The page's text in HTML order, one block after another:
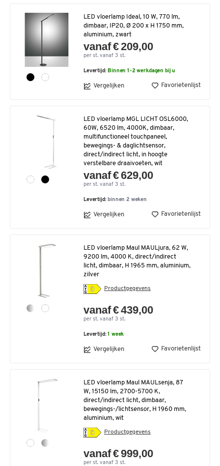
LED vloerlamp Ideal, 10 W, 770 lm,
dimbaar, IP20, Ø 200 x H 1750 mm,
aluminium, zwart
vanaf € 209,00
per st. vanaf 3 st.
Levertijd: Binnen 1-2 werkdagen bij u
Vergelijken Favorietenlijst
LED vloerlamp MGL LICHT OSL6000,
60W, 6520 lm, 4000K, dimbaar,
multifunctioneel touchpaneel,
bewegings- & daglichtsensor,
direct/indirect licht, in hoogte
verstelbare draaivoeten, wit
vanaf € 629,00
per st. vanaf 3 st.
Levertijd: binnen 2 weken
Vergelijken Favorietenlijst
LED vloerlamp Maul MAULjura, 62 W,
9200 lm, 4000 K, direct/indirect
licht, dimbaar, H 1965 mm, aluminium,
zilver
Productgegevens
vanaf € 439,00
per st. vanaf 3 st.
Levertijd:1 week
Vergelijken Favorietenlijst
LED vloerlamp Maul MAULsenja, 87
W, 15150 lm, 2700-5700 K,
direct/indirect licht, dimbaar,
bewegings-/lichtsensor, H 1960 mm,
aluminium, wit
Productgegevens
vanaf € 999,00
per st. vanaf 3 st.